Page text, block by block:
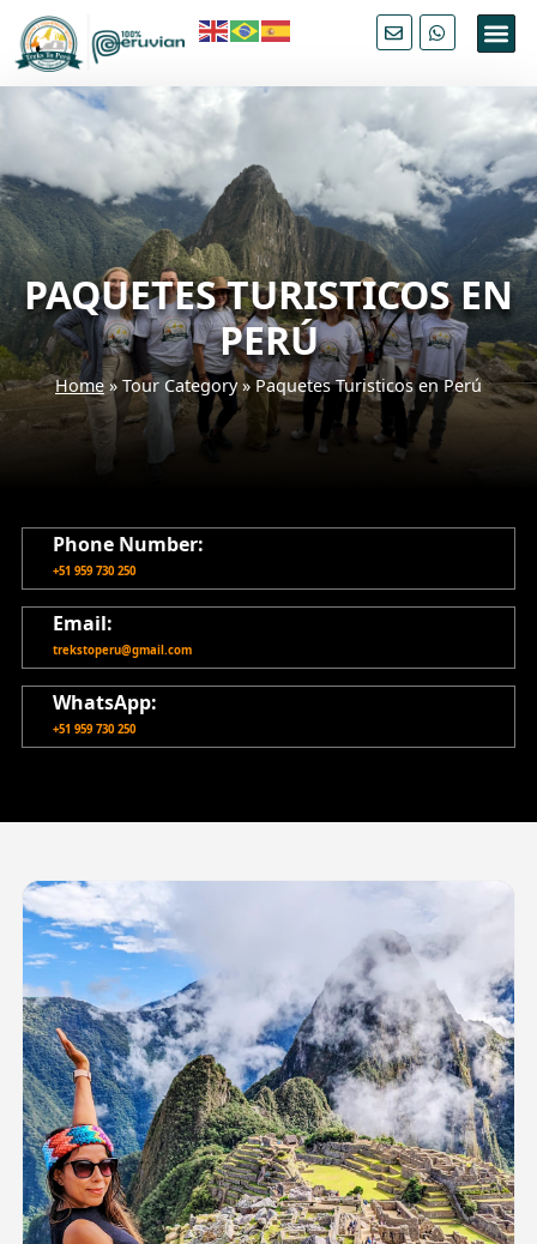
PAQUETES TURISTICOS EN
PERÚ
Home» Tour Category» Paquetes Turisticos en Perú
Phone Number:
+51 959 730 250
Email:
trekstoperu@gmail.com
WhatsApp:
+51 959 730 250